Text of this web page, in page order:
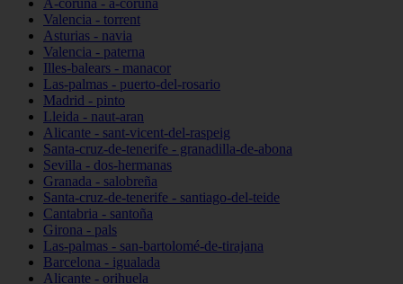
A-coruña - a-coruña
Valencia - torrent
Asturias - navia
Valencia - paterna
Illes-balears - manacor
Las-palmas - puerto-del-rosario
Madrid - pinto
Lleida - naut-aran
Alicante - sant-vicent-del-raspeig
Santa-cruz-de-tenerife - granadilla-de-abona
Sevilla - dos-hermanas
Granada - salobreña
Santa-cruz-de-tenerife - santiago-del-teide
Cantabria - santoña
Girona - pals
Las-palmas - san-bartolomé-de-tirajana
Barcelona - igualada
Alicante - orihuela